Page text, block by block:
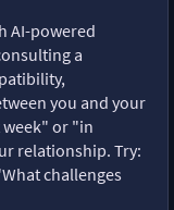
AI-powered
a
you and your
or "in
relationship. Try:
challenges